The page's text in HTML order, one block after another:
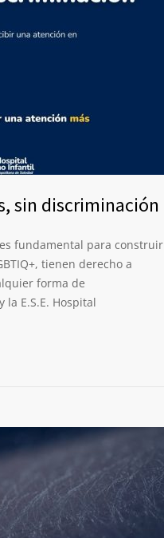
sin discriminación
fundamental para construir
tienen derecho a
forma de
E.S.E. Hospital